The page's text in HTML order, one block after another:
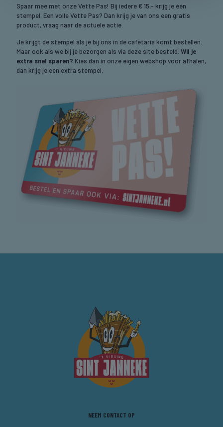
Spaar mee met onze Vette Pas! Bij iedere € 15,- krijg je één
stempel. Een volle Vette Pas? Dan krijg je van ons een gratis
product, vraag naar de actuele actie.
Je krijgt de stempel als je bij ons in de cafetaria komt bestellen.
Maar ook als we bij je bezorgen als via deze site besteld. Wil je
extra snel sparen? Kies dan in onze eigen webshop voor afhalen,
dan krijg je een extra stempel.
NEEM CONTACT OP